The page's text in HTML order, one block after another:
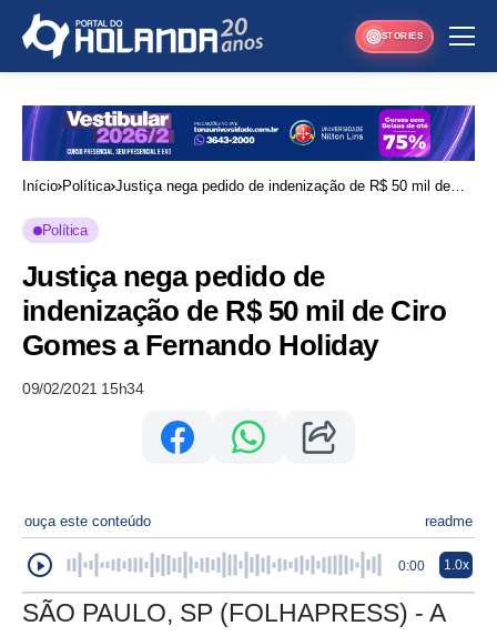
STORIES
Início Política Justiça nega pedido de indenização de R$ 50 mil de
Política
Justiça nega pedido de
indenização de R$ 50 mil de Ciro
Gomes a Fernando Holiday
09/02/2021 15h34
ouça este conteúdo readme
0:00 1.0x
SÃO PAULO, SP (FOLHAPRESS) - A